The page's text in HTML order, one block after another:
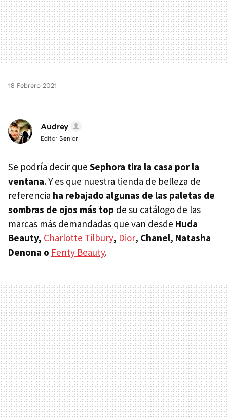
18 Febrero 2021
Audrey
Editor Senior
Se podría decir que Sephora tira la casa por la
ventana. Y es que nuestra tienda de belleza de
referencia ha rebajado algunas de las paletas de
sombras de ojos más top de su catálogo de las
marcas más demandadas que van desde Huda
Beauty, Charlotte Tilbury, Dior, Chanel, Natasha
Denona o Fenty Beauty.